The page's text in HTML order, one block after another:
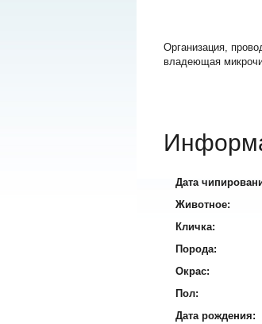
Организация,
владеющая
Дата
Животное:
Кличка:
Порода:
Окрас:
Пол:
Дата рождения: